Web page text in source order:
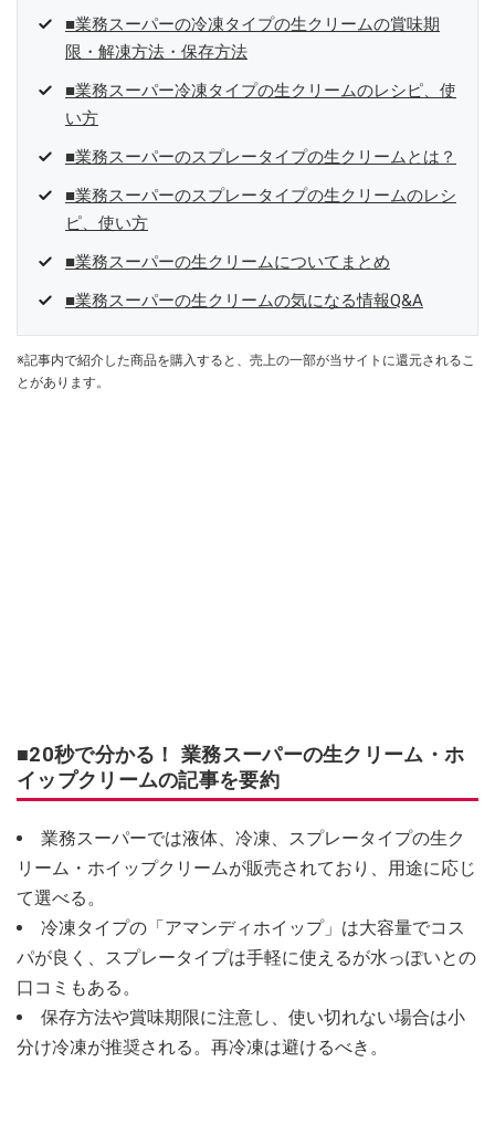
■業務スーパーの冷凍タイプの生クリームの賞味期
限・解凍方法・保存方法
■業務スーパー冷凍タイプの生クリームのレシピ、使
い方
■業務スーパーのスプレータイプの生クリームとは？
■業務スーパーのスプレータイプの生クリームのレシ
ピ、使い方
■業務スーパーの生クリームについてまとめ
■業務スーパーの生クリームの気になる情報Q&A
※記事内で紹介した商品を購入すると、売上の一部が当サイトに還元されるこ
とがあります。
■20秒で分かる！ 業務スーパーの生クリーム・ホ
イップクリームの記事を要約
業務スーパーでは液体、冷凍、スプレータイプの生ク
リーム・ホイップクリームが販売されており、用途に応じ
て選べる。
冷凍タイプの「アマンディホイップ」は大容量でコス
パが良く、スプレータイプは手軽に使えるが水っぽいとの
口コミもある。
保存方法や賞味期限に注意し、使い切れない場合は小
分け冷凍が推奨される。再冷凍は避けるべき。